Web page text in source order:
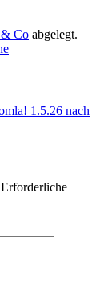
Co abgelegt.
1.5.26 nach
Erforderliche